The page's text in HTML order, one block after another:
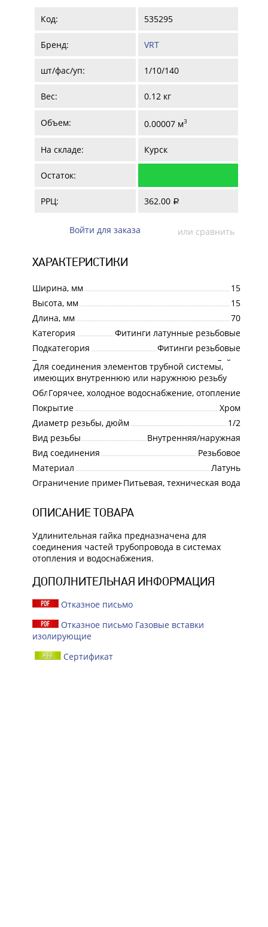
Код: 535295
Бренд: VRT
шт/фас/уп: 1/10/140
Вес: 0.12 кг
Объем: 0.00007 м3
На складе: Курск
Остаток:
РРЦ: 362.00 a
Войти для заказа или сравнить
ХАРАКТЕРИСТИКИ
Ширина, мм
15
Высота, мм
15
Длина, мм
70
Категория
Фитинги латунные резьбовые
Подкатегория
Фитинги резьбовые
Тип изделия
Гайка
Назначение
Для соединения элементов трубной системы,
имеющих внутреннюю или наружнюю резьбу
Область применения
Горячее, холодное водоснабжение, отопление
Покрытие
Хром
Диаметр резьбы, дюйм
1/2
Вид резьбы
Внутренняя/наружная
Вид соединения
Резьбовое
Материал
Латунь
Ограничение примененияПитьевая, техническая вода
ОПИСАНИЕ ТОВАРА
Удлинительная гайка предназначена для
соединения частей трубопровода в системах
отопления и водоснабжения.
ДОПОЛНИТЕЛЬНАЯ ИНФОРМАЦИЯ
Отказное письмо
Отказное письмо Газовые вставки
изолирующие
Сертификат